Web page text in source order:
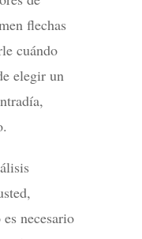
flechas
cuándo
elegir un
necesario